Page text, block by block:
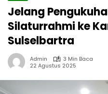
Jelang
Silaturrahmi ke
Sulselbartra
Admin
3 Min Baca
22 Agustus 2025